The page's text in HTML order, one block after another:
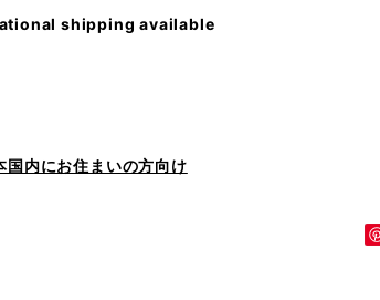
shipping available
国内にお住まいの方向け